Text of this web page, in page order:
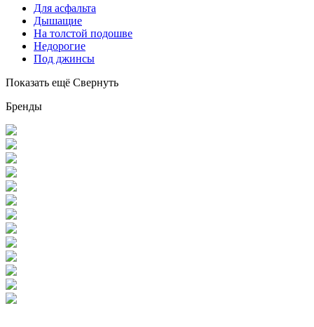
Для асфальта
Дышащие
На толстой подошве
Недорогие
Под джинсы
Показать ещё Свернуть
Бренды